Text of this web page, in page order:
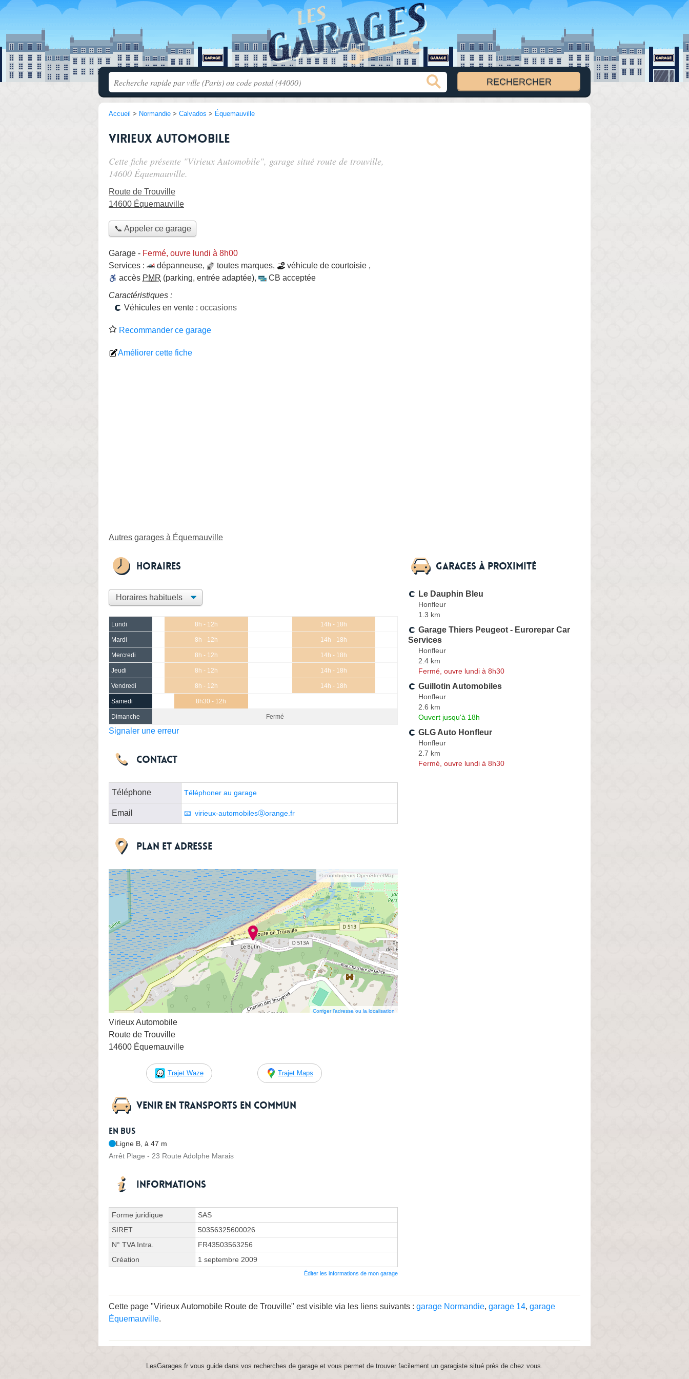
Accueil > Normandie > Calvados > Équemauville
Virieux Automobile
Cette fiche présente "Virieux Automobile", garage situé route de trouville,
14600 Équemauville.
Route de Trouville
14600 Équemauville
📞 Appeler ce garage
Garage - Fermé, ouvre lundi à 8h00
Services :
dépanneuse, toutes marques, véhicule de courtoisie ,
accès PMR (parking, entrée adaptée),
CB acceptée
Caractéristiques :
Véhicules en vente : occasions
Recommander ce garage
Améliorer cette fiche
Autres garages à Équemauville
Horaires
Lundi 8h - 12h 14h - 18h
Mardi 8h - 12h 14h - 18h
Mercredi 8h - 12h 14h - 18h
Jeudi 8h - 12h 14h - 18h
Vendredi 8h - 12h 14h - 18h
Samedi 8h30 - 12h
Dimanche Fermé
Signaler une erreur
Contact
Téléphone Téléphoner au garage
Email virieux-automobilesⓐorange.fr
Plan et adresse
© contributeurs OpenStreetMap
Corriger l’adresse ou la localisation
Virieux Automobile
Route de Trouville
14600 Équemauville
Trajet Waze Trajet Maps
Venir en transports en commun
En bus
Ligne B, à 47 m
Arrêt Plage - 23 Route Adolphe Marais
Informations
Forme juridique
SAS
SIRET
50356325600026
N° TVA Intra.
FR43503563256
Création
1 septembre 2009
Éditer les informations de mon garage
Garages à proximité
Le Dauphin Bleu
Honfleur
1.3 km
Garage Thiers Peugeot - Eurorepar Car
Services
Honfleur
2.4 km
Fermé, ouvre lundi à 8h30
Guillotin Automobiles
Honfleur
2.6 km
Ouvert jusqu'à 18h
GLG Auto Honfleur
Honfleur
2.7 km
Fermé, ouvre lundi à 8h30
Cette page "Virieux Automobile Route de Trouville" est visible via les liens suivants : garage Normandie, garage 14, garage
Équemauville.
LesGarages.fr vous guide dans vos recherches de garage et vous permet de trouver facilement un garagiste situé près de chez vous.